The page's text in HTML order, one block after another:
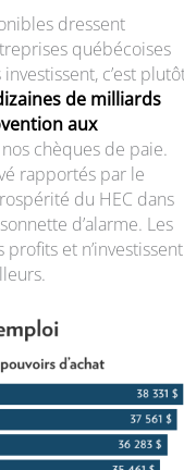
dressent
québécoises
c’est
de milliards
aux
chèques de paie.
rapportés par le
du HEC dans
d’alarme. Les
et n’investissent